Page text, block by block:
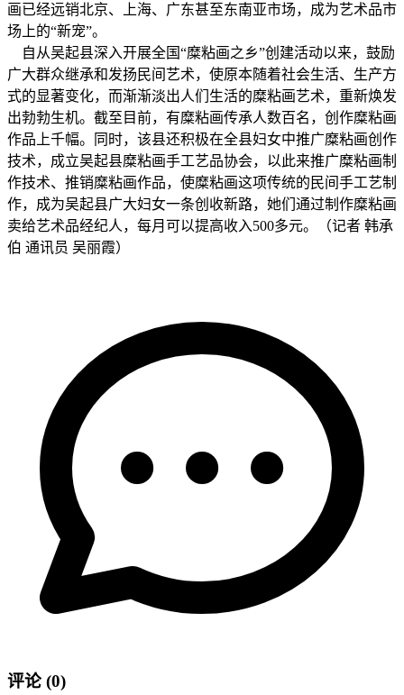
画已经远销北京、上海、广东甚至东南亚市场，成为艺术品市
场上的“新宠”。
自从吴起县深入开展全国“糜粘画之乡”创建活动以来，鼓励
广大群众继承和发扬民间艺术，使原本随着社会生活、生产方
式的显著变化，而渐渐淡出人们生活的糜粘画艺术，重新焕发
出勃勃生机。截至目前，有糜粘画传承人数百名，创作糜粘画
作品上千幅。同时，该县还积极在全县妇女中推广糜粘画创作
技术，成立吴起县糜粘画手工艺品协会，以此来推广糜粘画制
作技术、推销糜粘画作品，使糜粘画这项传统的民间手工艺制
作，成为吴起县广大妇女一条创收新路，她们通过制作糜粘画
卖给艺术品经纪人，每月可以提高收入500多元。（记者 韩承
伯 通讯员 吴丽霞）
评论 (0)